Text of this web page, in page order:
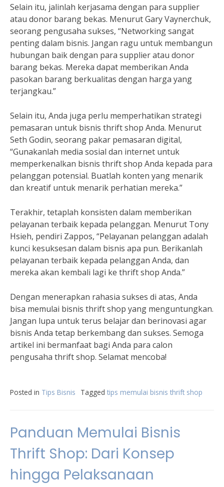
Selain itu, jalinlah kerjasama dengan para supplier
atau donor barang bekas. Menurut Gary Vaynerchuk,
seorang pengusaha sukses, “Networking sangat
penting dalam bisnis. Jangan ragu untuk membangun
hubungan baik dengan para supplier atau donor
barang bekas. Mereka dapat memberikan Anda
pasokan barang berkualitas dengan harga yang
terjangkau.”
Selain itu, Anda juga perlu memperhatikan strategi
pemasaran untuk bisnis thrift shop Anda. Menurut
Seth Godin, seorang pakar pemasaran digital,
“Gunakanlah media sosial dan internet untuk
memperkenalkan bisnis thrift shop Anda kepada para
pelanggan potensial. Buatlah konten yang menarik
dan kreatif untuk menarik perhatian mereka.”
Terakhir, tetaplah konsisten dalam memberikan
pelayanan terbaik kepada pelanggan. Menurut Tony
Hsieh, pendiri Zappos, “Pelayanan pelanggan adalah
kunci kesuksesan dalam bisnis apa pun. Berikanlah
pelayanan terbaik kepada pelanggan Anda, dan
mereka akan kembali lagi ke thrift shop Anda.”
Dengan menerapkan rahasia sukses di atas, Anda
bisa memulai bisnis thrift shop yang menguntungkan.
Jangan lupa untuk terus belajar dan berinovasi agar
bisnis Anda tetap berkembang dan sukses. Semoga
artikel ini bermanfaat bagi Anda para calon
pengusaha thrift shop. Selamat mencoba!
Posted in Tips Bisnis Tagged tips memulai bisnis thrift shop
Panduan Memulai Bisnis
Thrift Shop: Dari Konsep
hingga Pelaksanaan